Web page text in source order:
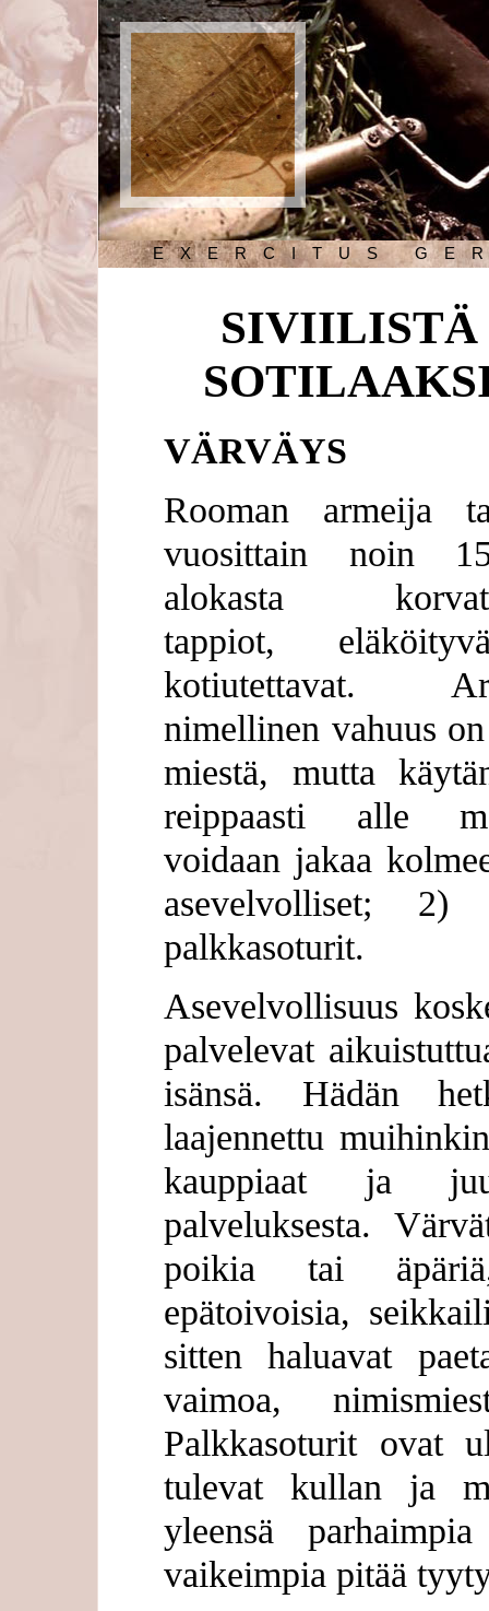
EXERCITUS
SIVIILISTÄ
VÄRVÄYS
Rooman armeija
vuosittain noin
alokasta
tappiot,
kotiutettavat.
nimellinen vahuus
miestä, mutta
reippaasti alle
voidaan jakaa
asevelvolliset;
palkkasoturit.
Asevelvollisuus
palvelevat
isänsä. Hädän
laajennettu
kauppiaat ja
palveluksesta.
poikia tai äpäriä,
epätoivoisia,
sitten haluavat
vaimoa,
Palkkasoturit ovat
tulevat kullan ja
yleensä
vaikeimpia pitää